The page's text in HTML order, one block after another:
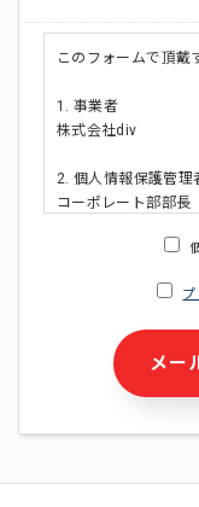
このフォームで頂戴
1. 事業者
株式会社div
2. 個人情報保護管理
コーポレート部部長
・ご請求された資料
・本サービス及び
サービス又は商品
メー